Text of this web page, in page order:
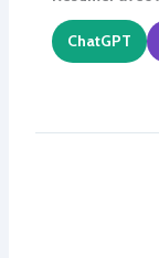
ChatGPT